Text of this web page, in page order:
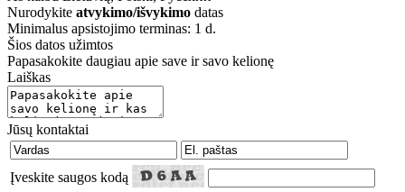
Nurodykite atvykimo/išvykimo datas
Minimalus apsistojimo terminas: 1 d.
Šios datos užimtos
Papasakokite daugiau apie save ir savo kelionę
Laiškas
Jūsų kontaktai
Įveskite saugos kodą